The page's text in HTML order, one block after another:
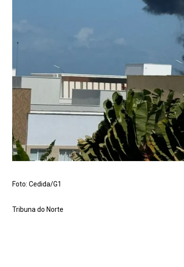
Foto: Cedida/G1
Tribuna do Norte